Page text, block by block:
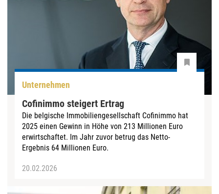
Unternehmen
Cofinimmo steigert Ertrag
Die belgische Immobiliengesellschaft Cofinimmo hat
2025 einen Gewinn in Höhe von 213 Millionen Euro
erwirtschaftet. Im Jahr zuvor betrug das Netto-
Ergebnis 64 Millionen Euro.
20.02.2026